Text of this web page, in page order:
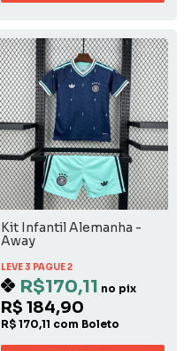
Kit Infantil Alemanha -
Away
LEVE 3 PAGUE 2
R$170,11 no pix
R$ 184,90
R$ 170,11 com Boleto